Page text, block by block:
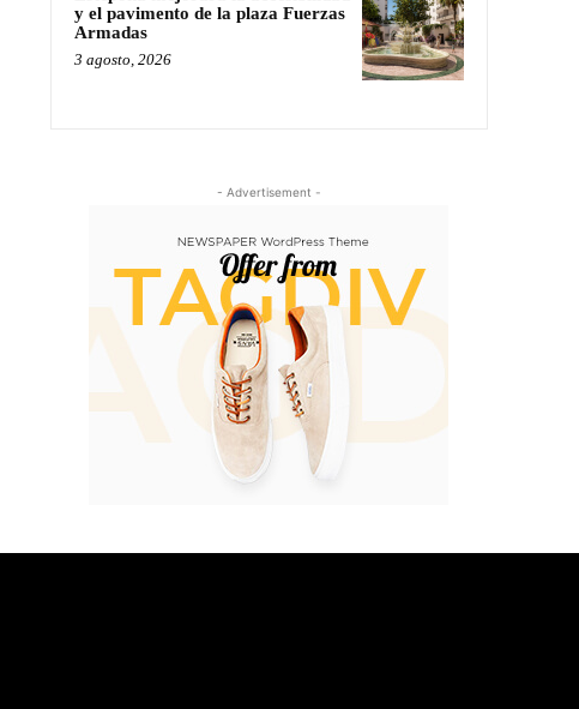
y el pavimento de la plaza Fuerzas
Armadas
3 agosto, 2026
- Advertisement -